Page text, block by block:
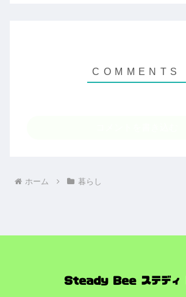
ホーム 暮らし